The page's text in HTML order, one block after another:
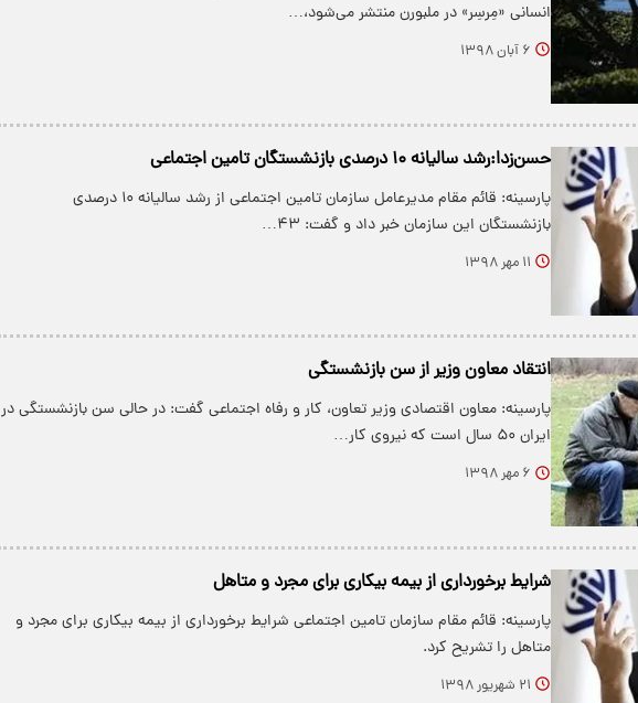
انسانی «مِرسِر» در ملبورن منتشر می‌شود،…
۶ آبان ۱۳۹۸
حسن‌زدا:رشد سالیانه ۱۰ درصدی بازنشستگان تامین اجتماعی
پارسینه: قائم مقام مدیرعامل سازمان تامین اجتماعی از رشد سالیانه ۱۰ درصدی
بازنشستگان این سازمان خبر داد و گفت: ۴۳…
۱۱ مهر ۱۳۹۸
انتقاد معاون وزیر از سن بازنشستگی
پارسینه: معاون اقتصادی وزیر تعاون، کار و رفاه اجتماعی گفت: در حالی سن بازنشستگی در
ایران ۵۰ سال است که نیروی کار…
۶ مهر ۱۳۹۸
شرایط برخورداری از بیمه بیکاری برای مجرد و متاهل
پارسینه: قائم مقام سازمان تامین اجتماعی شرایط برخورداری از بیمه بیکاری برای مجرد و
متاهل را تشریح کرد.
۲۱ شهریور ۱۳۹۸